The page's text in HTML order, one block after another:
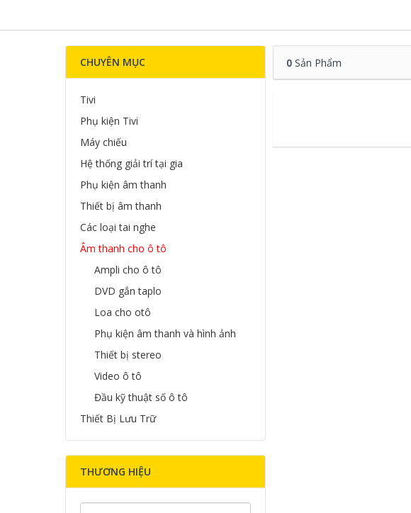
CHUYÊN MỤC
Tivi
Phụ kiện Tivi
Máy chiếu
Hệ thống giải trí tại gia
Phụ kiện âm thanh
Thiết bị âm thanh
Các loại tai nghe
Âm thanh cho ô tô
Ampli cho ô tô
DVD gắn taplo
Loa cho otô
Phụ kiện âm thanh và hình ảnh
Thiết bị stereo
Video ô tô
Đầu kỹ thuật số ô tô
Thiết Bị Lưu Trữ
THƯƠNG HIỆU
0Sản Phẩm